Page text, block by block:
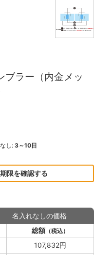
ブラー（内金メッ
し: 3～10日
限を確認する
名入れなしの価格
総額 （税込）
107,832円